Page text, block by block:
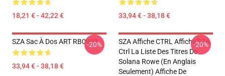
18,21 € - 42,22 € 33,94 € - 38,18 €
SZA Sac À Dos ART RB0903
33,94 € - 38,18 €
-20%
SZA Affiche CTRL Affiche SZA
Ctrl La Liste Des Titres De
Solana Rowe (en Anglais
Seulement) Affiche De
-20%